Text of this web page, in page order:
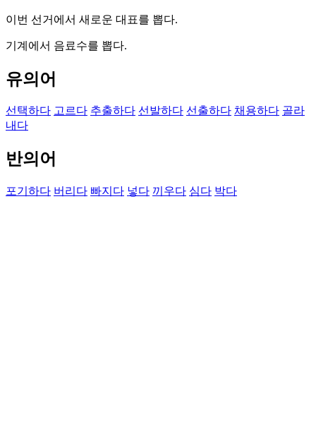
이번 선거에서 새로운 대표를 뽑다.
기계에서 음료수를 뽑다.
유의어
선택하다 고르다 추출하다 선발하다 선출하다 채용하다 골라
내다
반의어
포기하다 버리다 빠지다 넣다 끼우다 심다 박다